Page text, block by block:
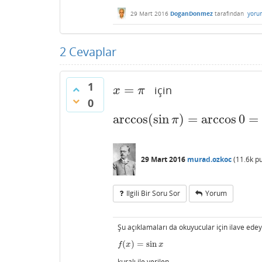
29 Mart 2016 DoganDonmez tarafından
2 Cevaplar
1
0
x = π
x= π için
arccos(sinπ) = arccos0 =
arccos( sin π)=arccos 0=
29 Mart 2016 murad.ozkoc(11.6k
Ilgili Bir Soru Sor Yorum
Şu açıklamaları da okuyucular için ilave
f(x) = sin x
f(x )=sinx